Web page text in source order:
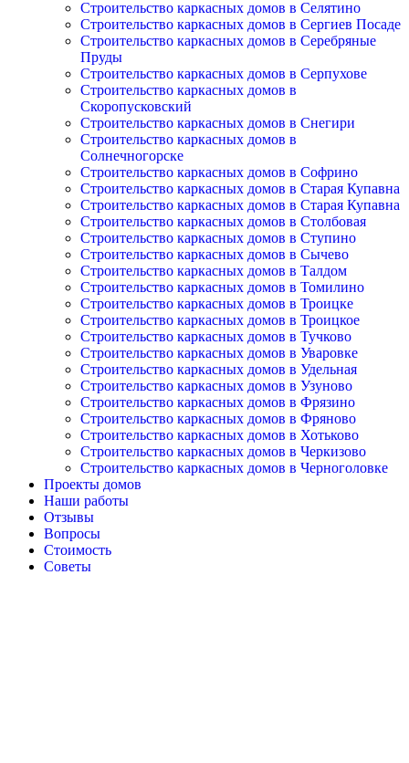
Строительство каркасных домов в Селятино
Строительство каркасных домов в Сергиев Посаде
Строительство каркасных домов в Серебряные
Пруды
Строительство каркасных домов в Серпухове
Строительство каркасных домов в
Скоропусковский
Строительство каркасных домов в Снегири
Строительство каркасных домов в
Солнечногорске
Строительство каркасных домов в Софрино
Строительство каркасных домов в Старая Купавна
Строительство каркасных домов в Старая Купавна
Строительство каркасных домов в Столбовая
Строительство каркасных домов в Ступино
Строительство каркасных домов в Сычево
Строительство каркасных домов в Талдом
Строительство каркасных домов в Томилино
Строительство каркасных домов в Троицке
Строительство каркасных домов в Троицкое
Строительство каркасных домов в Тучково
Строительство каркасных домов в Уваровке
Строительство каркасных домов в Удельная
Строительство каркасных домов в Узуново
Строительство каркасных домов в Фрязино
Строительство каркасных домов в Фряново
Строительство каркасных домов в Хотьково
Строительство каркасных домов в Черкизово
Строительство каркасных домов в Черноголовке
Проекты домов
Наши работы
Отзывы
Вопросы
Стоимость
Советы